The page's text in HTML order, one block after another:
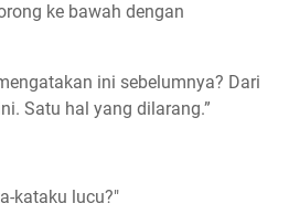
ke bawah dengan
ini sebelumnya? Dari
Satu hal yang dilarang.”
kataku lucu?"